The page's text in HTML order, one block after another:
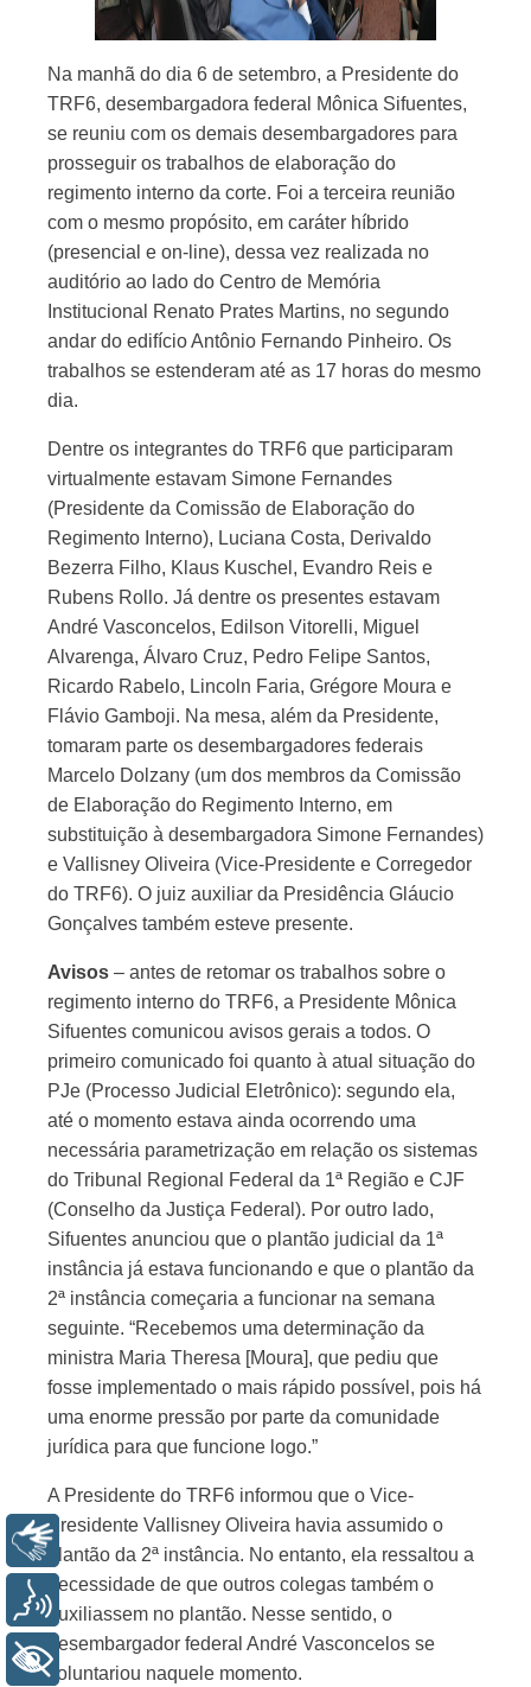
Na manhã do dia 6 de setembro, a Presidente do
TRF6, desembargadora federal Mônica Sifuentes,
se reuniu com os demais desembargadores para
prosseguir os trabalhos de elaboração do
regimento interno da corte. Foi a terceira reunião
com o mesmo propósito, em caráter híbrido
(presencial e on-line), dessa vez realizada no
auditório ao lado do Centro de Memória
Institucional Renato Prates Martins, no segundo
andar do edifício Antônio Fernando Pinheiro. Os
trabalhos se estenderam até as 17 horas do mesmo
dia.
Dentre os integrantes do TRF6 que participaram
virtualmente estavam Simone Fernandes
(Presidente da Comissão de Elaboração do
Regimento Interno), Luciana Costa, Derivaldo
Bezerra Filho, Klaus Kuschel, Evandro Reis e
Rubens Rollo. Já dentre os presentes estavam
André Vasconcelos, Edilson Vitorelli, Miguel
Alvarenga, Álvaro Cruz, Pedro Felipe Santos,
Ricardo Rabelo, Lincoln Faria, Grégore Moura e
Flávio Gamboji. Na mesa, além da Presidente,
tomaram parte os desembargadores federais
Marcelo Dolzany (um dos membros da Comissão
de Elaboração do Regimento Interno, em
substituição à desembargadora Simone Fernandes)
e Vallisney Oliveira (Vice-Presidente e Corregedor
do TRF6). O juiz auxiliar da Presidência Gláucio
Gonçalves também esteve presente.
Avisos – antes de retomar os trabalhos sobre o
regimento interno do TRF6, a Presidente Mônica
Sifuentes comunicou avisos gerais a todos. O
primeiro comunicado foi quanto à atual situação do
PJe (Processo Judicial Eletrônico): segundo ela,
até o momento estava ainda ocorrendo uma
necessária parametrização em relação os sistemas
do Tribunal Regional Federal da 1ª Região e CJF
(Conselho da Justiça Federal). Por outro lado,
Sifuentes anunciou que o plantão judicial da 1ª
instância já estava funcionando e que o plantão da
2ª instância começaria a funcionar na semana
seguinte. “Recebemos uma determinação da
ministra Maria Theresa [Moura], que pediu que
fosse implementado o mais rápido possível, pois há
uma enorme pressão por parte da comunidade
jurídica para que funcione logo.”
A Presidente do TRF6 informou que o Vice-
Presidente Vallisney Oliveira havia assumido o
plantão da 2ª instância. No entanto, ela ressaltou a
necessidade de que outros colegas também o
auxiliassem no plantão. Nesse sentido, o
desembargador federal André Vasconcelos se
voluntariou naquele momento.
+ Acessibilidade